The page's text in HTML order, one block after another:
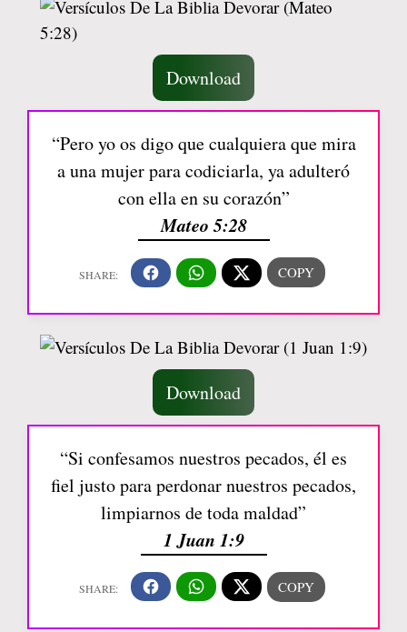
Download
“Pero yo os digo que cualquiera que mira
a una mujer para codiciarla, ya adulteró
con ella en su corazón”
Mateo 5:28
Download
“Si confesamos nuestros pecados, él es
fiel justo para perdonar nuestros pecados,
limpiarnos de toda maldad”
1 Juan 1:9